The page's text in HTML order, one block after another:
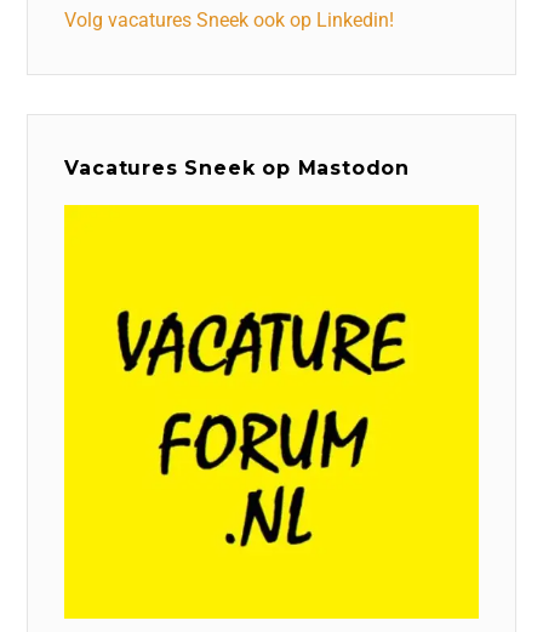
Volg vacatures Sneek ook op Linkedin!
Vacatures Sneek op Mastodon